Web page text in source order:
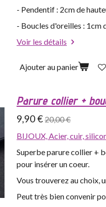
- Pendentif : 2cm de
- Boucles d'oreilles : 1cm
Voir les détails
Ajouter au panier
Parure collier +
9,90 € 20,00 €
BIJOUX,Acier, cuir,
Superbe parure collier +
pour insérer un coeur.
Vous trouverez au choix,
Peut très bien convenir